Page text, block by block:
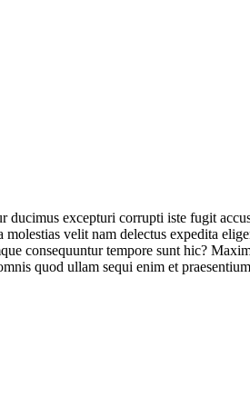
excepturi corrupti iste fugit
velit nam delectus expedita
consequuntur tempore sunt hic?
quod ullam sequi enim et